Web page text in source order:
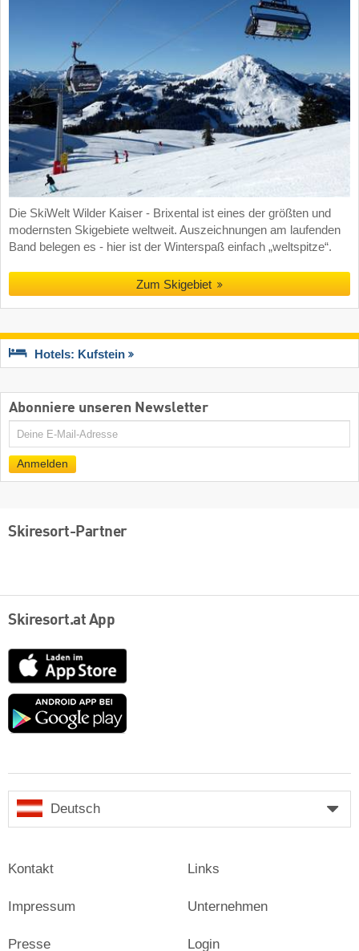
Die SkiWelt Wilder Kaiser - Brixental ist eines der größten und
modernsten Skigebiete weltweit. Auszeichnungen am laufenden
Band belegen es - hier ist der Winterspaß einfach „weltspitze“.
Zum Skigebiet
Hotels: Kufstein
Abonniere unseren Newsletter
E-
Anmelden
Skiresort-Partner
Skiresort.at App
App
Store
Google
Deutsch
Kontakt
Impressum
Presse
Links
Unternehmen
Login